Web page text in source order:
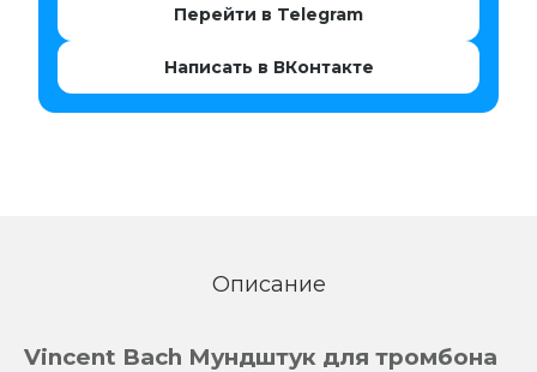
Перейти в Telegram
Написать в ВКонтакте
Описание
Vincent Bach Мундштук для тромбона